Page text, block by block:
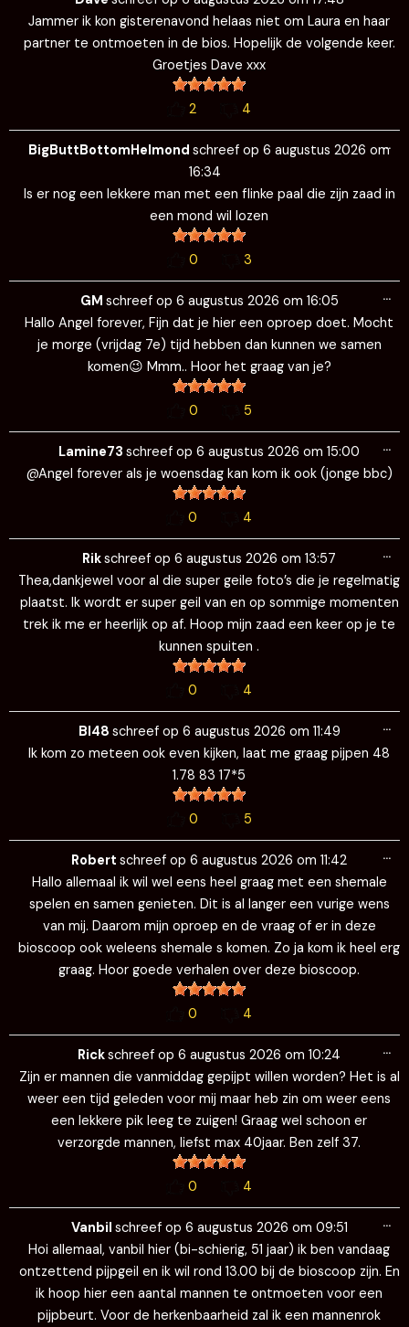
Jammer ik kon gisterenavond helaas niet om Laura en haar
partner te ontmoeten in de bios. Hopelijk de volgende keer.
Groetjes Dave xxx
2 4
BigButtBottomHelmond schreef op 6 augustus 2026 om
16:34
Is er nog een lekkere man met een flinke paal die zijn zaad in
een mond wil lozen
0 3
…
GM schreef op 6 augustus 2026 om 16:05
Hallo Angel forever, Fijn dat je hier een oproep doet. Mocht
je morge (vrijdag 7e) tijd hebben dan kunnen we samen
komen😉 Mmm.. Hoor het graag van je?
0 5
…
Lamine73 schreef op 6 augustus 2026 om 15:00
@Angel forever als je woensdag kan kom ik ook (jonge bbc)
0 4
…
Rikschreef op 6 augustus 2026 om 13:57
Thea,dankjewel voor al die super geile foto’s die je regelmatig
plaatst. Ik wordt er super geil van en op sommige momenten
trek ik me er heerlijk op af. Hoop mijn zaad een keer op je te
kunnen spuiten .
0 4
…
BI48 schreef op 6 augustus 2026 om 11:49
Ik kom zo meteen ook even kijken, laat me graag pijpen 48
1.78 83 17*5
0 5
…
Robert schreef op 6 augustus 2026 om 11:42
Hallo allemaal ik wil wel eens heel graag met een shemale
spelen en samen genieten. Dit is al langer een vurige wens
van mij. Daarom mijn oproep en de vraag of er in deze
bioscoop ook weleens shemale s komen. Zo ja kom ik heel erg
graag. Hoor goede verhalen over deze bioscoop.
0 4
…
Rickschreef op 6 augustus 2026 om 10:24
Zijn er mannen die vanmiddag gepijpt willen worden? Het is al
weer een tijd geleden voor mij maar heb zin om weer eens
een lekkere pik leeg te zuigen! Graag wel schoon er
verzorgde mannen, liefst max 40jaar. Ben zelf 37.
0 4
…
Vanbil schreef op 6 augustus 2026 om 09:51
Hoi allemaal, vanbil hier (bi-schierig, 51 jaar) ik ben vandaag
ontzettend pijpgeil en ik wil rond 13.00 bij de bioscoop zijn. En
ik hoop hier een aantal mannen te ontmoeten voor een
pijpbeurt. Voor de herkenbaarheid zal ik een mannenrok
…